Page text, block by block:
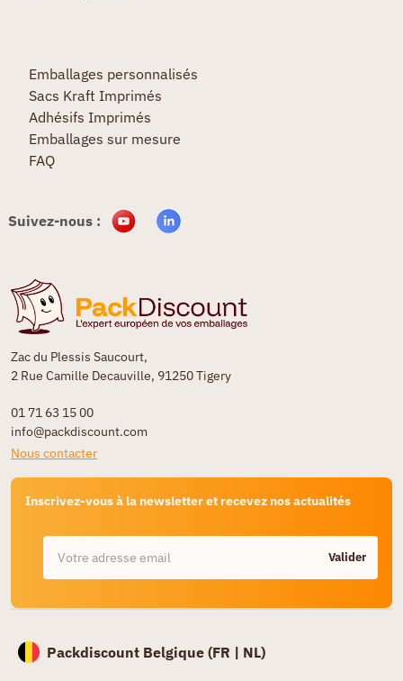
Zac du Plessis Saucourt,
2 Rue Camille Decauville, 91250 Tigery
01 71 63 15 00
info@packdiscount.com
Nous contacter
Inscrivez-vous à la newsletter et recevez nos actualités
Valider
Emballages personnalisés
Sacs Kraft Imprimés
Adhésifs Imprimés
Emballages sur mesure
FAQ
Suivez-nous :
Packdiscount Belgique (FR | NL)